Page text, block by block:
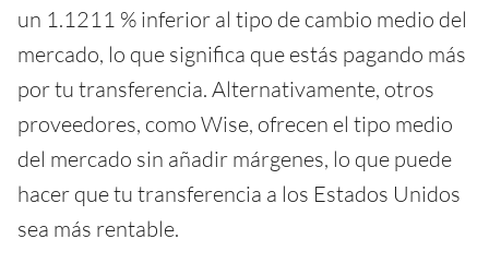
un 1.1211 % inferior al tipo de cambio medio del
mercado, lo que significa que estás pagando más
por tu transferencia. Alternativamente, otros
proveedores, como Wise, ofrecen el tipo medio
del mercado sin añadir márgenes, lo que puede
hacer que tu transferencia a los Estados Unidos
sea más rentable.